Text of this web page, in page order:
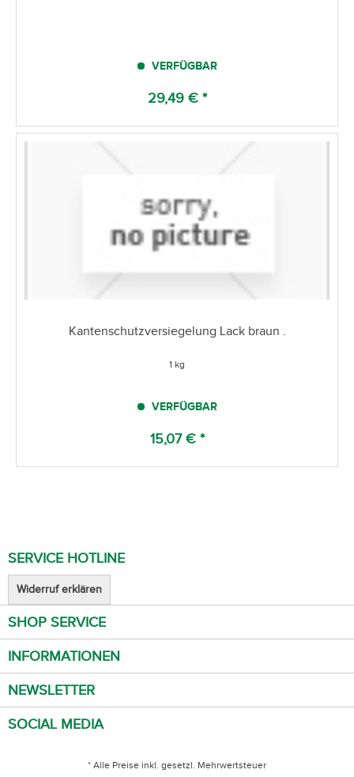
VERFÜGBAR
29,49 € *
Kantenschutzversiegelung Lack braun .
1 kg
VERFÜGBAR
15,07 € *
SERVICE HOTLINE
Widerruf erklären
SHOP SERVICE
INFORMATIONEN
NEWSLETTER
SOCIAL MEDIA
* Alle Preise inkl. gesetzl. Mehrwertsteuer